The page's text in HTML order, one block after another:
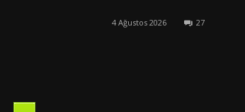
4 Ağustos 2026 27